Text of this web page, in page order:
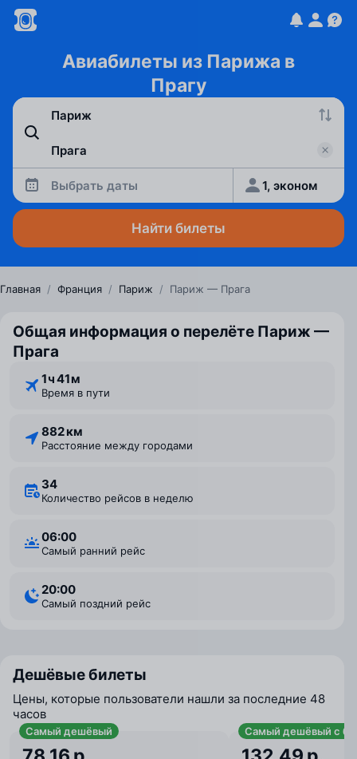
Авиабилеты из Парижа в
Прагу
Выбрать даты 1, эконом
Найти билеты
Главная / Франция / Париж / Париж — Прага
Общая информация о перелёте Париж —
Прага
1 ⁠ч 41 ⁠м
Время в пути
882 км
Расстояние между городами
34
Количество рейсов в неделю
06:00
Самый ранний рейс
20:00
Самый поздний рейс
Дешёвые билеты
Цены, которые пользователи нашли за последние 48
часов
Самый дешёвый Самый дешёвый с